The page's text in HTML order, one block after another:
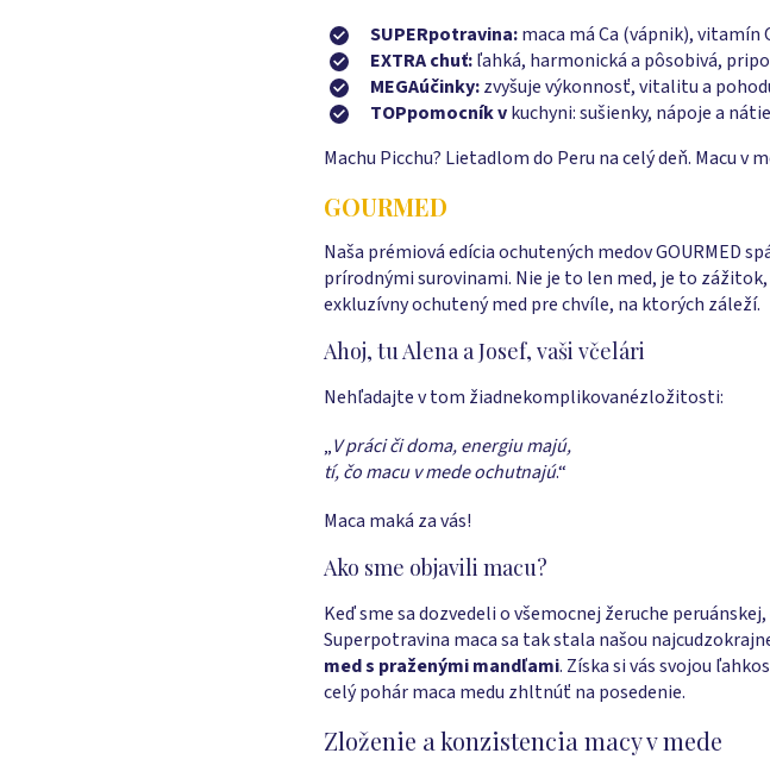
SUPERpotravina:maca má Ca (vápnik), vitamín
EXTRA chuť:ľahká, harmonická a pôsobivá,
MEGAúčinky:zvyšuje výkonnosť, vitalitu a
TOPpomocník vkuchyni: sušienky, nápoje a
Machu Picchu? Lietadlom do Peru na celý deň. Macu v
GOURMED
Naša prémiová edícia ochutených medov GOURMED
prírodnými surovinami. Nie je to len med, je to
exkluzívny ochutený med pre chvíle, na ktorých záleží.
Ahoj, tu Alena a Josef, vaši včelári
Nehľadajte v tom žiadnekomplikovanézložitosti:
„V práci či doma, energiu majú,
tí, čo macu v mede ochutnajú.“
Maca maká za vás!
Ako sme objavili macu?
Keď sme sa dozvedeli o všemocnej žeruche
Superpotravina maca sa tak stala našou
med s praženými mandľami. Získa si vás svojou
celý pohár maca medu zhltnúť na posedenie.
Zloženie a konzistencia macy v mede